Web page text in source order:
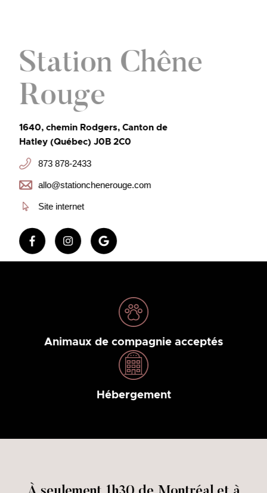
Station Chêne
Rouge
1640, chemin Rodgers, Canton de
Hatley (Québec) J0B 2C0
873 878-2433
allo@stationchenerouge.com
Site internet
Animaux de compagnie acceptés
Hébergement